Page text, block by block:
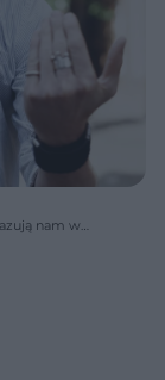
nam w